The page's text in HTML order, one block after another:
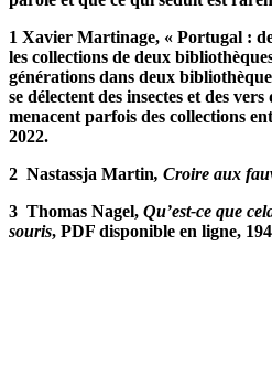
1 Xavier Martinage, « Portugal :
les collections de deux
générations dans deux
se délectent des insectes et des
menacent parfois des collections
2022.
2 Nastassja Martin, Croire aux
3 Thomas Nagel, Qu’est-ce que
souris, PDF disponible en ligne,